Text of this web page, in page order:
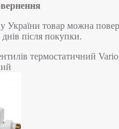
України товар можна
після покупки.
термостатичний